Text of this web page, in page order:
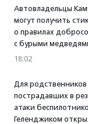
Автовладельцы
могут получить
о правилах
с бурыми
18:02
Для родственников
пострадавших в
атаки
Геленджиком